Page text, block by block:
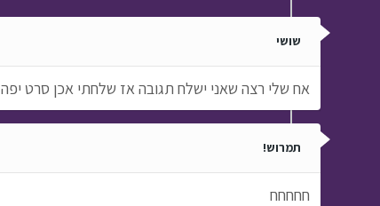
שושי
אח שלי רצה שאני ישלח תגובה אז שלחתי אכן סרט יפה
תמרוש!
חחחחח